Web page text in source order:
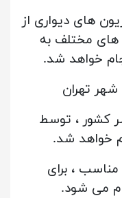
های دیواری از
های مختلف به
خواهد شد.
کشور ، توسط
خواهد شد.
، برای
می شود.